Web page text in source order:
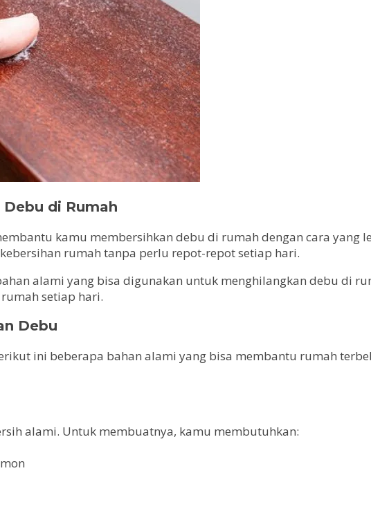
di Rumah
kamu membersihkan debu di rumah dengan cara yang
rumah tanpa perlu repot-repot setiap hari.
alami yang bisa digunakan untuk menghilangkan debu di
setiap hari.
Debu
ini beberapa bahan alami yang bisa membantu rumah
alami. Untuk membuatnya, kamu membutuhkan: